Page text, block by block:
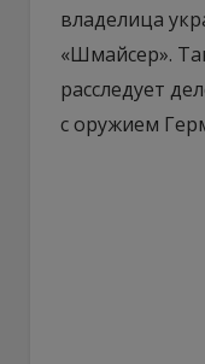
владелица
«Шмайсер».
расследует
с оружием